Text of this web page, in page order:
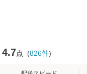
4.7点 (826件)